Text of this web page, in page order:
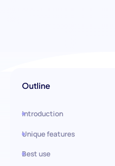
Outline
Introduction
Unique features
Best use